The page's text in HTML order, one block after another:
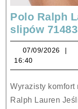
Polo Ralph
slipów
07/09/2026
16:40
Wyrazisty komfort na co dzień: komplet slipów Polo
Ralph Lauren